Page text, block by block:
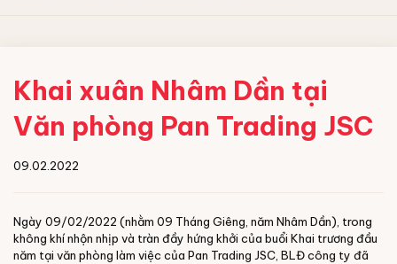
Khai xuân Nhâm Dần tại
Văn phòng Pan Trading JSC
09.02.2022
Ngày 09/02/2022 (nhằm 09 Tháng Giêng, năm Nhâm Dần), trong
không khí nhộn nhịp và tràn đầy hứng khởi của buổi Khai trương đầu
năm tại văn phòng làm việc của Pan Trading JSC, BLĐ công ty đã